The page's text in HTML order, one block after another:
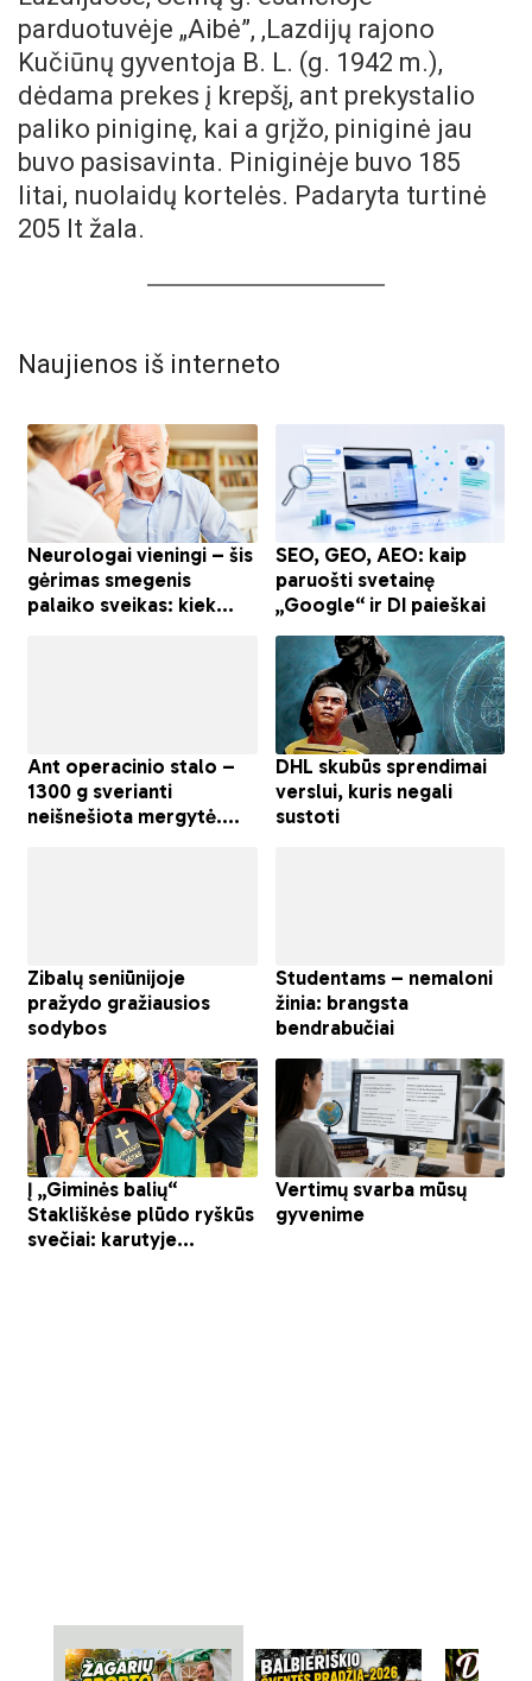
parduotuvėje „Aibė”, ,Lazdijų rajono
Kučiūnų gyventoja B. L. (g. 1942 m.),
dėdama prekes į krepšį, ant prekystalio
paliko piniginę, kai a grįžo, piniginė jau
buvo pasisavinta. Piniginėje buvo 185
litai, nuolaidų kortelės. Padaryta turtinė
205 lt žala.
Naujienos iš interneto